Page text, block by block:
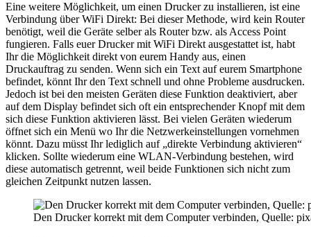
Eine weitere Möglichkeit, um einen Drucker zu installieren, ist eine
Verbindung über WiFi Direkt: Bei dieser Methode, wird kein Router
benötigt, weil die Geräte selber als Router bzw. als Access Point
fungieren. Falls euer Drucker mit WiFi Direkt ausgestattet ist, habt
Ihr die Möglichkeit direkt von eurem Handy aus, einen
Druckauftrag zu senden. Wenn sich ein Text auf eurem Smartphone
befindet, könnt Ihr den Text schnell und ohne Probleme ausdrucken.
Jedoch ist bei den meisten Geräten diese Funktion deaktiviert, aber
auf dem Display befindet sich oft ein entsprechender Knopf mit dem
sich diese Funktion aktivieren lässt. Bei vielen Geräten wiederum
öffnet sich ein Menü wo Ihr die Netzwerkeinstellungen vornehmen
könnt. Dazu müsst Ihr lediglich auf „direkte Verbindung aktivieren“
klicken. Sollte wiederum eine WLAN-Verbindung bestehen, wird
diese automatisch getrennt, weil beide Funktionen sich nicht zum
gleichen Zeitpunkt nutzen lassen.
Den Drucker korrekt mit dem Computer verbinden, Quelle: